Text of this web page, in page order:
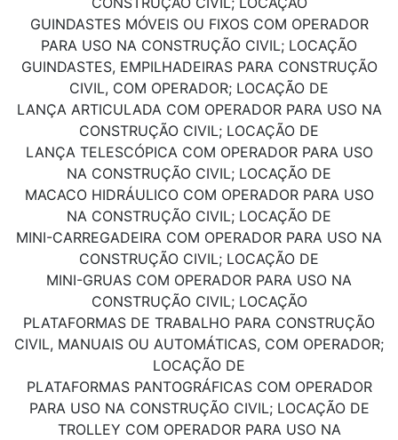
GUINDASTES MÓVEIS OU FIXOS COM OPERADOR
PARA USO NA CONSTRUÇÃO CIVIL; LOCAÇÃO
GUINDASTES, EMPILHADEIRAS PARA CONSTRUÇÃO
CIVIL, COM OPERADOR; LOCAÇÃO DE
LANÇA ARTICULADA COM OPERADOR PARA USO NA
CONSTRUÇÃO CIVIL; LOCAÇÃO DE
LANÇA TELESCÓPICA COM OPERADOR PARA USO
NA CONSTRUÇÃO CIVIL; LOCAÇÃO DE
MACACO HIDRÁULICO COM OPERADOR PARA USO
NA CONSTRUÇÃO CIVIL; LOCAÇÃO DE
MINI-CARREGADEIRA COM OPERADOR PARA USO NA
CONSTRUÇÃO CIVIL; LOCAÇÃO DE
MINI-GRUAS COM OPERADOR PARA USO NA
CONSTRUÇÃO CIVIL; LOCAÇÃO
PLATAFORMAS DE TRABALHO PARA CONSTRUÇÃO
CIVIL, MANUAIS OU AUTOMÁTICAS, COM OPERADOR;
LOCAÇÃO DE
PLATAFORMAS PANTOGRÁFICAS COM OPERADOR
PARA USO NA CONSTRUÇÃO CIVIL; LOCAÇÃO DE
TROLLEY COM OPERADOR PARA USO NA